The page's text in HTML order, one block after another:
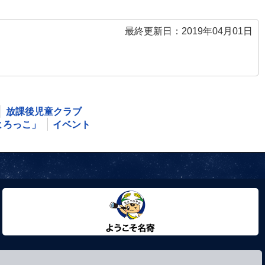
最終更新日：2019年04月01日
放課後児童クラブ
っこ」 イベント